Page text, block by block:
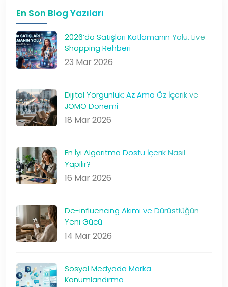
En Son Blog Yazıları
2026’da Satışları Katlamanın Yolu: Live
Shopping Rehberi
23 Mar 2026
Dijital Yorgunluk: Az Ama Öz İçerik ve
JOMO Dönemi
18 Mar 2026
En İyi Algoritma Dostu İçerik Nasıl
Yapılır?
16 Mar 2026
De-influencing Akımı ve Dürüstlüğün
Yeni Gücü
14 Mar 2026
Sosyal Medyada Marka
Konumlandırma